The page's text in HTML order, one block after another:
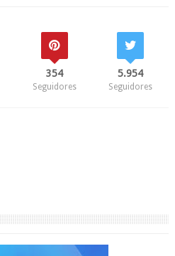
354
Seguidores
5.954
Seguidores